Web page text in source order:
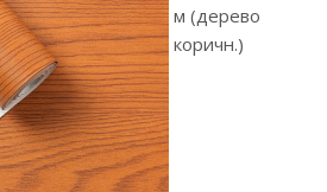
м (дерево
коричн.)